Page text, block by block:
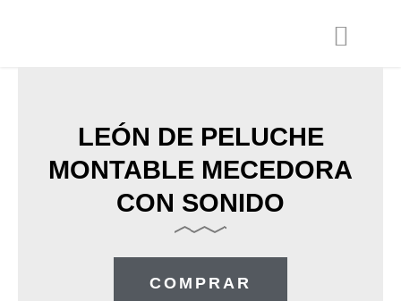
LEÓN DE PELUCHE
MONTABLE MECEDORA
CON SONIDO
COMPRAR